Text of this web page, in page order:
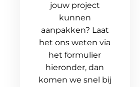
jouw project
kunnen
aanpakken? Laat
het ons weten via
het formulier
hieronder, dan
komen we snel bij